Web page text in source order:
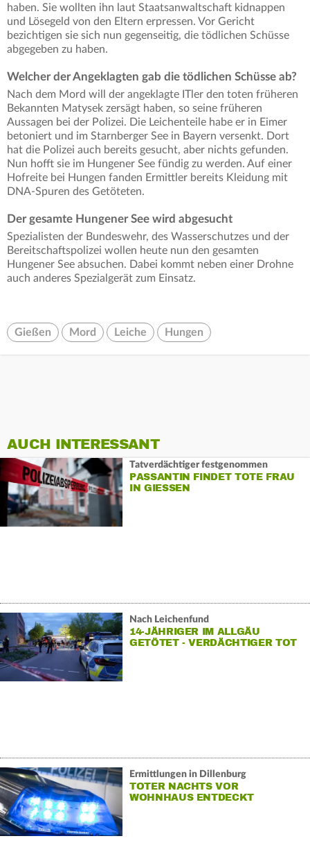
haben. Sie wollten ihn laut Staatsanwaltschaft kidnappen
und Lösegeld von den Eltern erpressen. Vor Gericht
bezichtigen sie sich nun gegenseitig, die tödlichen Schüsse
abgegeben zu haben.
Welcher der Angeklagten gab die tödlichen Schüsse ab?
Nach dem Mord will der angeklagte ITler den toten früheren
Bekannten Matysek zersägt haben, so seine früheren
Aussagen bei der Polizei. Die Leichenteile habe er in Eimer
betoniert und im Starnberger See in Bayern versenkt. Dort
hat die Polizei auch bereits gesucht, aber nichts gefunden.
Nun hofft sie im Hungener See fündig zu werden. Auf einer
Hofreite bei Hungen fanden Ermittler bereits Kleidung mit
DNA-Spuren des Getöteten.
Der gesamte Hungener See wird abgesucht
Spezialisten der Bundeswehr, des Wasserschutzes und der
Bereitschaftspolizei wollen heute nun den gesamten
Hungener See absuchen. Dabei kommt neben einer Drohne
auch anderes Spezialgerät zum Einsatz.
Gießen Mord Leiche Hungen
AUCH INTERESSANT
Tatverdächtiger festgenommen
PASSANTIN FINDET TOTE FRAU
IN GIESSEN
Nach Leichenfund
14-JÄHRIGER IM ALLGÄU
GETÖTET - VERDÄCHTIGER TOT
Ermittlungen in Dillenburg
TOTER NACHTS VOR
WOHNHAUS ENTDECKT